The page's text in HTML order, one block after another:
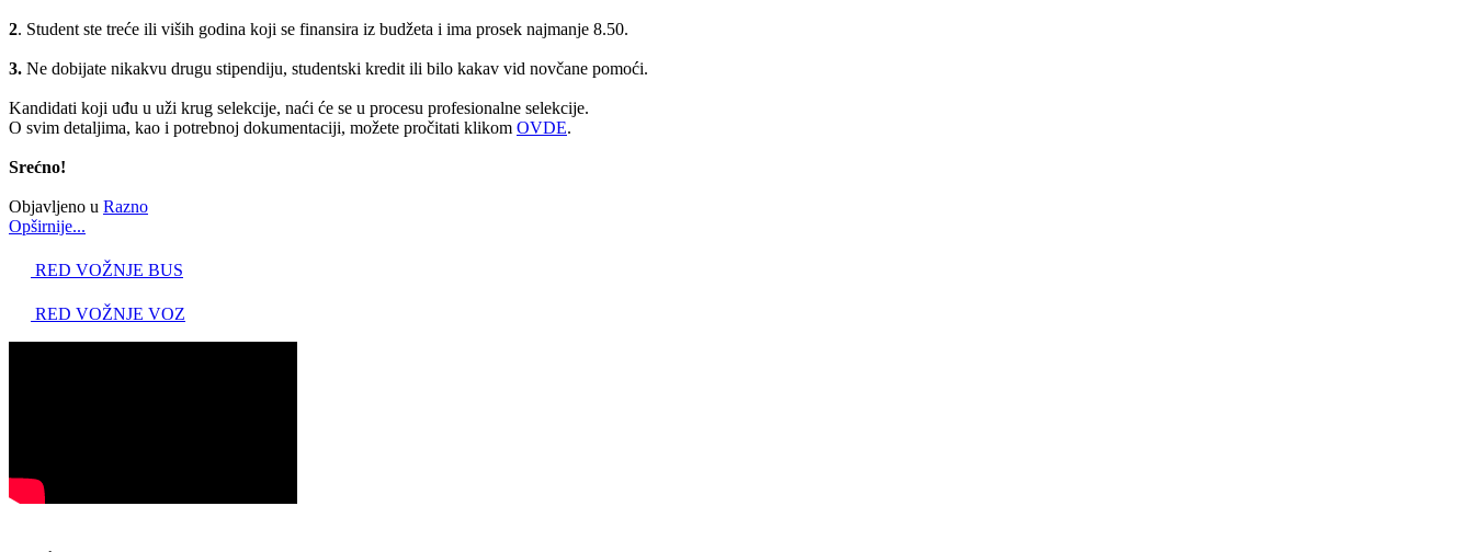
2. Student ste treće ili viših godina koji se finansira iz budžeta i ima prosek najmanje 8.50.
3. Ne dobijate nikakvu drugu stipendiju, studentski kredit ili bilo kakav vid novčane pomoći.
Kandidati koji uđu u uži krug selekcije, naći će se u procesu profesionalne selekcije.
O svim detaljima, kao i potrebnoj dokumentaciji, možete pročitati klikom OVDE.
Srećno!
Objavljeno u Razno
Opširnije...
RED VOŽNJE BUS
RED VOŽNJE VOZ